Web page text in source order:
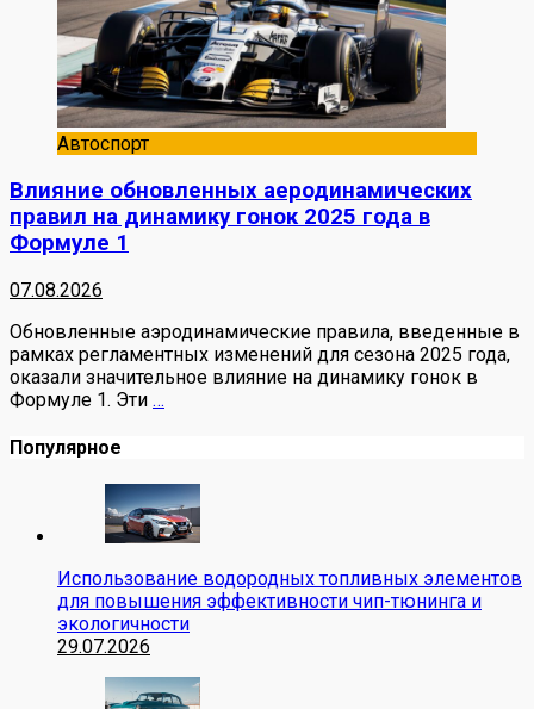
Автоспорт
Влияние обновленных аеродинамических
правил на динамику гонок 2025 года в
Формуле 1
07.08.2026
Обновленные аэродинамические правила, введенные в
рамках регламентных изменений для сезона 2025 года,
оказали значительное влияние на динамику гонок в
Формуле 1. Эти …
Популярное
Использование водородных топливных элементов
для повышения эффективности чип-тюнинга и
экологичности
29.07.2026